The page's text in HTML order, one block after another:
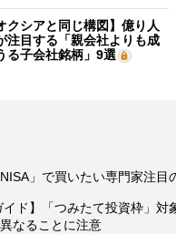
クシアと同じ構図】億り人
注目する「親会社よりも成
る子会社銘柄」9選
NISA」で買いたい専門家注
イド】「つみたて投資枠」
なることに注意